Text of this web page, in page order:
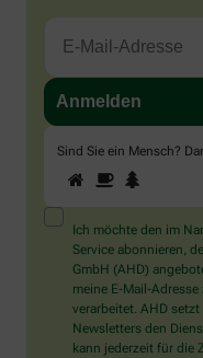
Sind Sie ein Mensch?
Sind
Sie
ein
Mensch?
Dann
wählen
Sie
bitte
den
Baum.
1 2
Ich möchte den im
Service abonnieren,
GmbH (AHD)
meine E-Mail-
verarbeitet. AHD
Newsletters den
kann jederzeit für die